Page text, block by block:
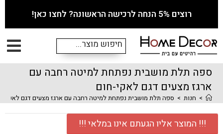
רוצים 5% הנחה לרכישה הראשונה? לחצו כאן!
ספה תלת מושבית נפתחת למיטה רחבה עם
ארגז מצעים דגם לאקי-חום
> חנות > ספה תלת מושבית נפתחת למיטה רחבה עם ארגז מצעים דגם לאקי-
!!! המוצר אליו הגעתם אינו במלאי !!!